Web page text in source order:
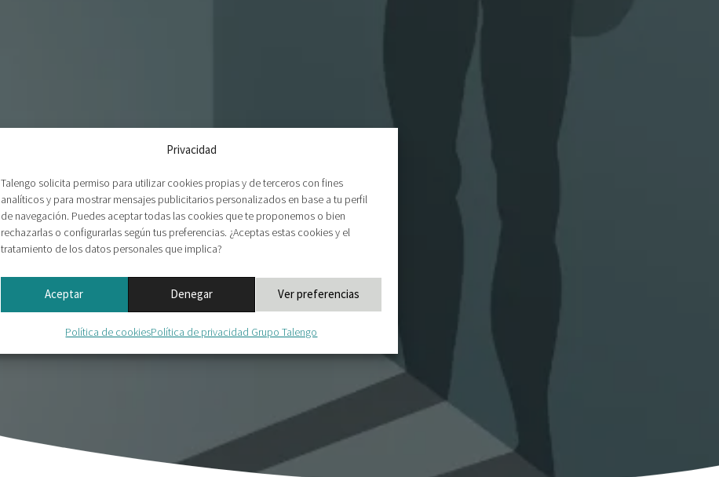
Privacidad
Talengo solicita permiso para utilizar cookies propias y de terceros con fines
analíticos y para mostrar mensajes publicitarios personalizados en base a tu perfil
de navegación. Puedes aceptar todas las cookies que te proponemos o bien
rechazarlas o configurarlas según tus preferencias. ¿Aceptas estas cookies y el
tratamiento de los datos personales que implica?
Aceptar Denegar Ver preferencias
Política de cookiesPolítica de privacidad Grupo Talengo